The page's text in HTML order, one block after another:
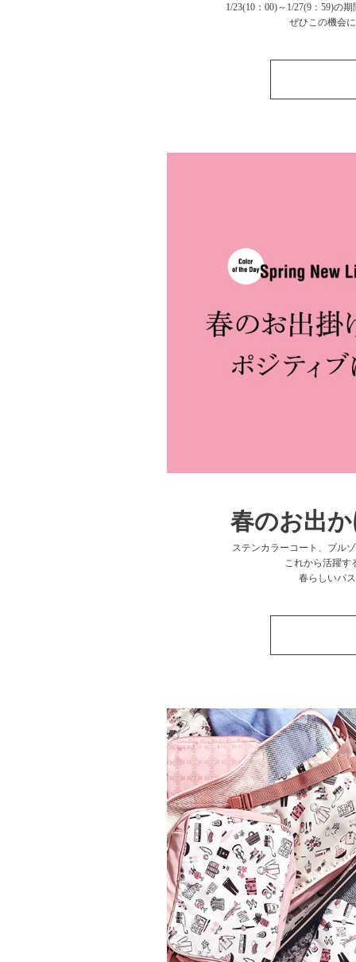
1/23(10：00)～1/27(9：59)の
ぜひこの機会
春のお出
ステンカラーコート、ブル
これから活躍す
春らしいパ